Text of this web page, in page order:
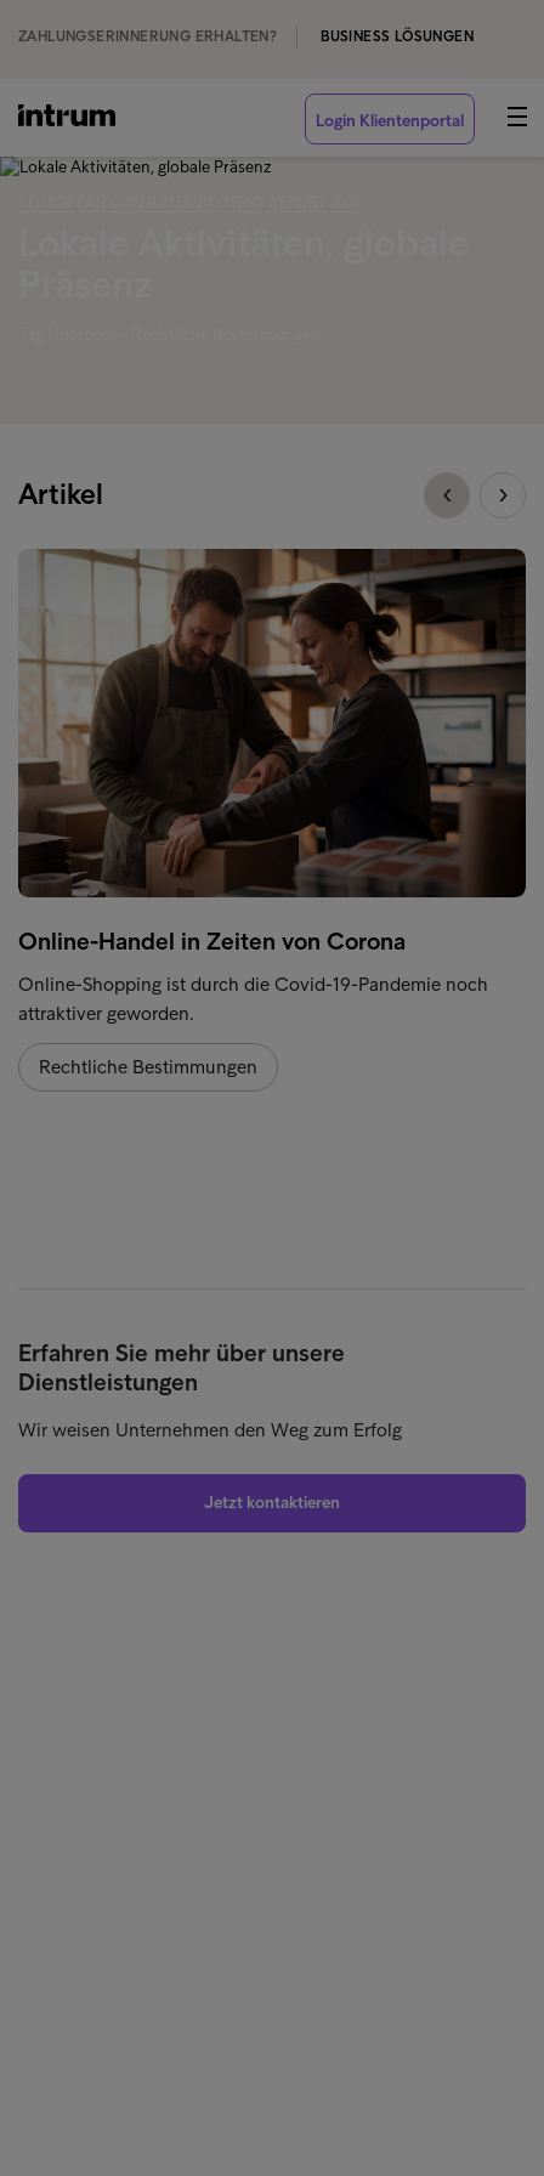
ZAHLUNGSERINNERUNG ERHALTEN? BUSINESS LÖSUNGEN
Login Klientenportal
Artikel
Online-Handel in Zeiten von Corona
Online-Shopping ist durch die Covid-19-Pandemie noch
attraktiver geworden.
Rechtliche Bestimmungen
Erfahren Sie mehr über unsere
Dienstleistungen
Wir weisen Unternehmen den Weg zum Erfolg
Jetzt kontaktieren